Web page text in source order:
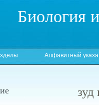
Биология
Алфавитный